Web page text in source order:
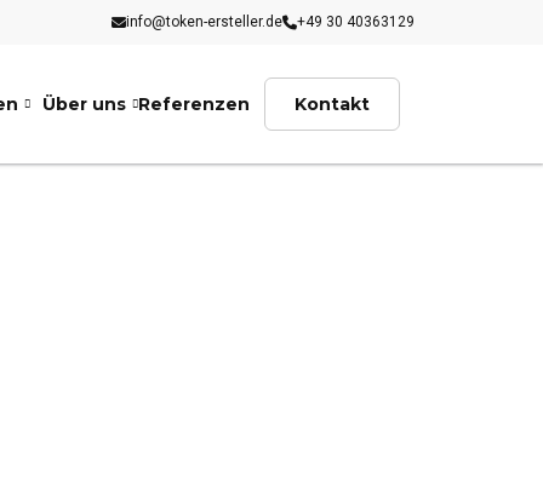
info@token-ersteller.de +49 30 40363129
Über uns Referenzen Kontakt